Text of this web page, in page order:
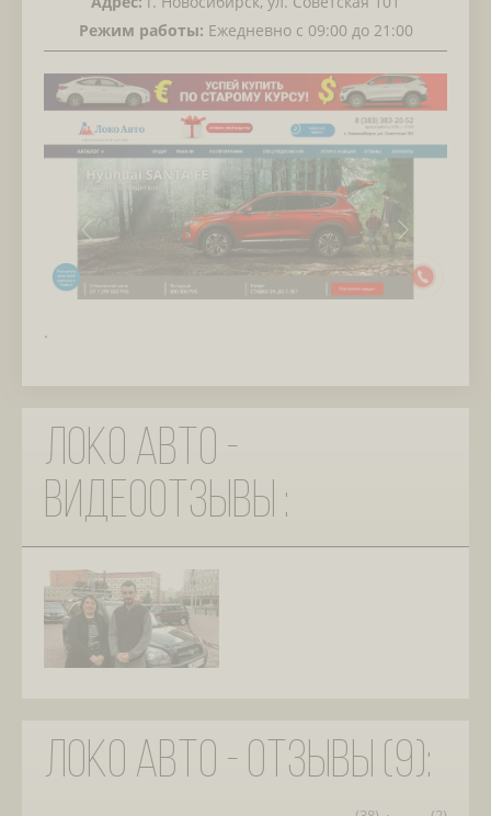
Режим работы: Ежедневно с 09:00 до 21:00
.
Локо Авто -
видеоотзывы :
Локо Авто - отзывы (9):